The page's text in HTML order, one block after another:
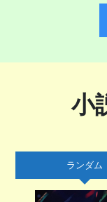
小
ランダム